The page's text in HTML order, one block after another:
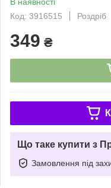
Код: 3916515
Роздріб
349 ₴
Що таке купити з
Замовлення під